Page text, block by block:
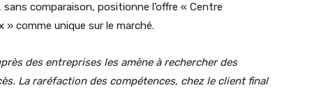
comparaison, positionne l’offre « Centre
» comme unique sur le marché.
des entreprises les amène à rechercher des
La raréfaction des compétences, chez le client final